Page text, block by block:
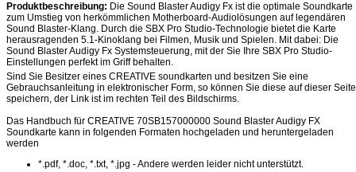
Produktbeschreibung: Die Sound Blaster Audigy Fx ist die optimale Soundkarte
zum Umstieg von herkömmlichen Motherboard-Audiolösungen auf legendären
Sound Blaster-Klang. Durch die SBX Pro Studio-Technologie bietet die Karte
herausragenden 5.1-Kinoklang bei Filmen, Musik und Spielen. Mit dabei: Die
Sound Blaster Audigy Fx Systemsteuerung, mit der Sie Ihre SBX Pro Studio-
Einstellungen perfekt im Griff behalten.
Sind Sie Besitzer eines CREATIVE soundkarten und besitzen Sie eine
Gebrauchsanleitung in elektronischer Form, so können Sie diese auf dieser Seite
speichern, der Link ist im rechten Teil des Bildschirms.
Das Handbuch für CREATIVE 70SB157000000 Sound Blaster Audigy FX
Soundkarte kann in folgenden Formaten hochgeladen und heruntergeladen
werden
*.pdf, *.doc, *.txt, *.jpg - Andere werden leider nicht unterstützt.